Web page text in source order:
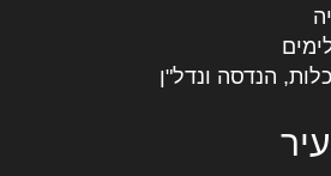
הנדסה ונדל"ן